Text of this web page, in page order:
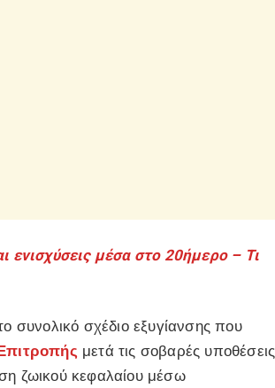
μέσα στο 20ήμερο – Τι
συνολικό σχέδιο εξυγίανσης που
μετά τις σοβαρές υποθέσεις
ζωικού κεφαλαίου μέσω